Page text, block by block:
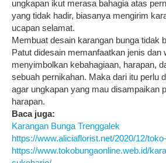
ungkapan ikut merasa bahagia atas
yang tidak hadir, biasanya mengirim
ucapan selamat.
Membuat desain karangan bunga tidak
Patut didesain memanfaatkan jenis dan
menyimbolkan kebahagiaan, harapan,
sebuah pernikahan. Maka dari itu perlu
agar ungkapan yang mau disampaikan
harapan.
Baca juga:
Karangan Bunga Trenggalek
https://www.aliciaflorist.net/2020/12/
https://www.tokobungaonline.web.id/